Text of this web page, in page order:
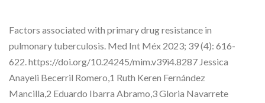
Factors associated with primary drug resistance in
pulmonary tuberculosis. Med Int Méx 2023; 39 (4): 616-
622. https://doi.org/10.24245/mim.v39i4.8287 Jessica
Anayeli Becerril Romero,1 Ruth Keren Fernández
Mancilla,2 Eduardo Ibarra Abramo,3 Gloria Navarrete